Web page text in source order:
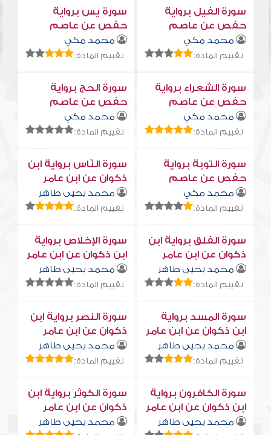
سورة الفيل برواية
حفص عن عاصم
محمد مكي
تقييم المادة:
سورة يس برواية
حفص عن عاصم
محمد مكي
تقييم المادة:
سورة الشعراء برواية
حفص عن عاصم
محمد مكي
تقييم المادة:
سورة الحج برواية
حفص عن عاصم
محمد مكي
تقييم المادة:
سورة التوبة برواية
حفص عن عاصم
محمد مكي
تقييم المادة:
سورة النّاس برواية ابن
ذكوان عن ابن عامر
محمد يحيى طاهر
تقييم المادة:
سورة الفلق برواية ابن
ذكوان عن ابن عامر
محمد يحيى طاهر
تقييم المادة:
سورة الإخلاص برواية
ابن ذكوان عن ابن عامر
محمد يحيى طاهر
تقييم المادة:
سورة المسد برواية
ابن ذكوان عن ابن عامر
محمد يحيى طاهر
تقييم المادة:
سورة النصر برواية ابن
ذكوان عن ابن عامر
محمد يحيى طاهر
تقييم المادة:
سورة الكافرون برواية
ابن ذكوان عن ابن عامر
محمد يحيى طاهر
سورة الكوثر برواية ابن
ذكوان عن ابن عامر
محمد يحيى طاهر